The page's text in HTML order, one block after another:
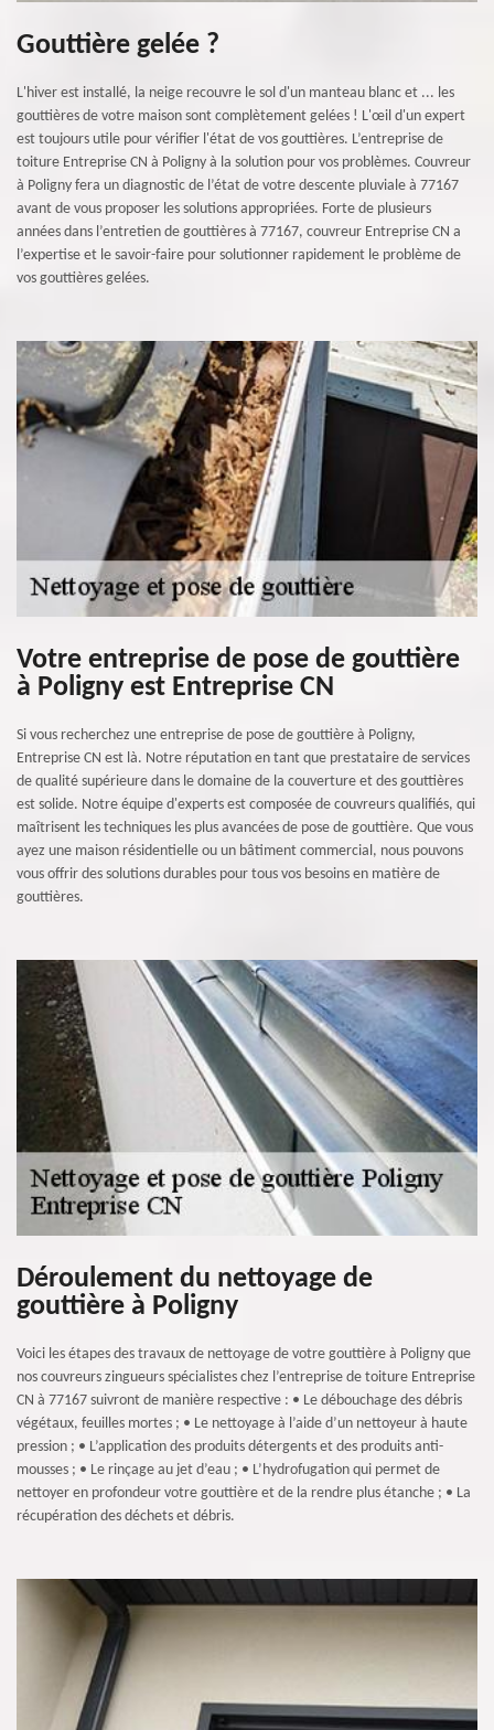
Gouttière gelée ?
L'hiver est installé, la neige recouvre le sol d'un manteau blanc et ... les
gouttières de votre maison sont complètement gelées ! L'œil d'un expert
est toujours utile pour vérifier l'état de vos gouttières. L’entreprise de
toiture Entreprise CN à Poligny à la solution pour vos problèmes. Couvreur
à Poligny fera un diagnostic de l’état de votre descente pluviale à 77167
avant de vous proposer les solutions appropriées. Forte de plusieurs
années dans l’entretien de gouttières à 77167, couvreur Entreprise CN a
l’expertise et le savoir-faire pour solutionner rapidement le problème de
vos gouttières gelées.
Votre entreprise de pose de gouttière
à Poligny est Entreprise CN
Si vous recherchez une entreprise de pose de gouttière à Poligny,
Entreprise CN est là. Notre réputation en tant que prestataire de services
de qualité supérieure dans le domaine de la couverture et des gouttières
est solide. Notre équipe d'experts est composée de couvreurs qualifiés, qui
maîtrisent les techniques les plus avancées de pose de gouttière. Que vous
ayez une maison résidentielle ou un bâtiment commercial, nous pouvons
vous offrir des solutions durables pour tous vos besoins en matière de
gouttières.
Déroulement du nettoyage de
gouttière à Poligny
Voici les étapes des travaux de nettoyage de votre gouttière à Poligny que
nos couvreurs zingueurs spécialistes chez l’entreprise de toiture Entreprise
CN à 77167 suivront de manière respective : • Le débouchage des débris
végétaux, feuilles mortes ; • Le nettoyage à l’aide d’un nettoyeur à haute
pression ; • L’application des produits détergents et des produits anti-
mousses ; • Le rinçage au jet d’eau ; • L’hydrofugation qui permet de
nettoyer en profondeur votre gouttière et de la rendre plus étanche ; • La
récupération des déchets et débris.